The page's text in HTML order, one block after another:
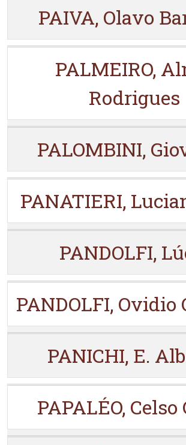
PAIVA, Olavo
PALMEIRO,
Rodrigues
PALOMBINI,
PANATIERI,
PANDOLFI,
PANDOLFI, Ovidio
PANICHI, E.
PAPALÉO, Celso